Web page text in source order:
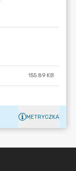
155.89 KB
METRYCZKA